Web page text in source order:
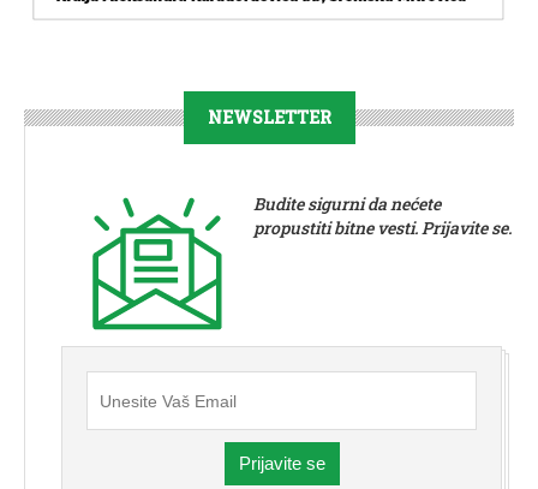
NEWSLETTER
Budite sigurni da nećete
propustiti bitne vesti. Prijavite se.
Prijavite se